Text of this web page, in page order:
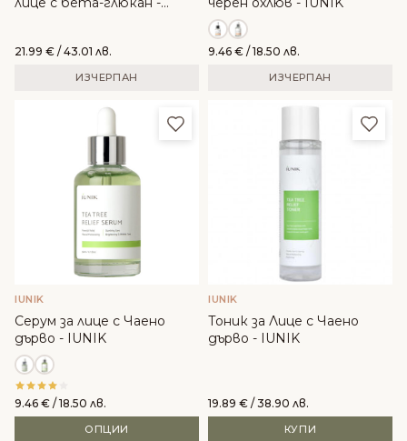
21.99 € / 43.01 лв.
ИЗЧЕРПАН
9.46 € / 18.50 лв.
ИЗЧЕРПАН
Добави в любими
IUNIK
Серум за лице с Чаено
дърво - IUNIK
9.46 € / 18.50 лв.
ОПЦИИ
IUNIK
Тоник за Лице с Чаено
дърво - IUNIK
19.89 € / 38.90 лв.
КУПИ